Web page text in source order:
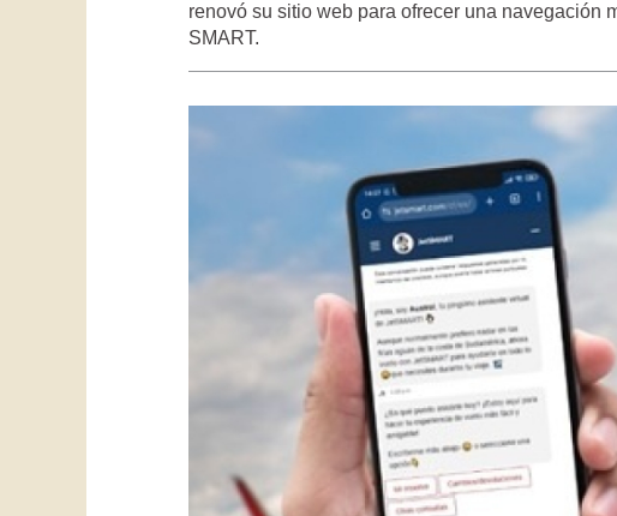
renovó su sitio web para ofrecer una navegación
SMART.